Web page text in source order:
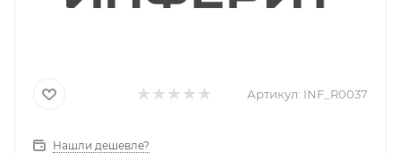
Артикул: INF_R0037
Нашли дешевле?